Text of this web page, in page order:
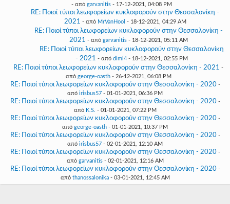
- από garvanitis - 17-12-2021, 04:08 PM
RE: Ποιοί τύποι λεωφορείων κυκλοφορούν στην Θεσσαλονίκη -
2021 - από MrVanHool - 18-12-2021, 04:29 AM
RE: Ποιοί τύποι λεωφορείων κυκλοφορούν στην Θεσσαλονίκη -
2021 - από garvanitis- 18-12-2021, 05:11 AM
RE: Ποιοί τύποι λεωφορείων κυκλοφορούν στην Θεσσαλονίκη
- 2021 - από dimi4 - 18-12-2021, 02:55 PM
RE: Ποιοί τύποι λεωφορείων κυκλοφορούν στην Θεσσαλονίκη - 2021 -
από george-oasth- 26-12-2021, 06:08 PM
RE: Ποιοί τύποι λεωφορείων κυκλοφορούν στην Θεσσαλονίκη - 2020 -
από irisbus57 - 01-01-2021, 06:36 PM
RE: Ποιοί τύποι λεωφορείων κυκλοφορούν στην Θεσσαλονίκη - 2020 -
από K.S. - 01-01-2021, 07:22 PM
RE: Ποιοί τύποι λεωφορείων κυκλοφορούν στην Θεσσαλονίκη - 2020 -
από george-oasth - 01-01-2021, 10:37 PM
RE: Ποιοί τύποι λεωφορείων κυκλοφορούν στην Θεσσαλονίκη - 2020 -
από irisbus57 - 02-01-2021, 12:10 AM
RE: Ποιοί τύποι λεωφορείων κυκλοφορούν στην Θεσσαλονίκη - 2020 -
από garvanitis- 02-01-2021, 12:16 AM
RE: Ποιοί τύποι λεωφορείων κυκλοφορούν στην Θεσσαλονίκη - 2020 -
από thanossalonika- 03-01-2021, 12:45 AM